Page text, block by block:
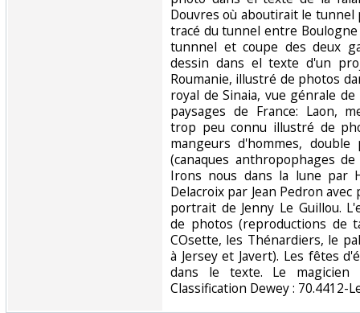
Douvres où aboutirait le
tracé du tunnel entre
tunnnel et coupe des deux
dessin dans el texte d'un
Roumanie, illustré de photos
royal de Sinaia, vue génrale
paysages de France: Laon,
trop peu connu illustré de
mangeurs d'hommes,
(canaques anthropophages
Irons nous dans la lune par
Delacroix par Jean Pedron
portrait de Jenny Le Guillou.
de photos (reproductions de
COsette, les Thénardiers, le
à Jersey et Javert). Les fêtes
dans le texte. Le magicien
Classification Dewey : 70.4412-